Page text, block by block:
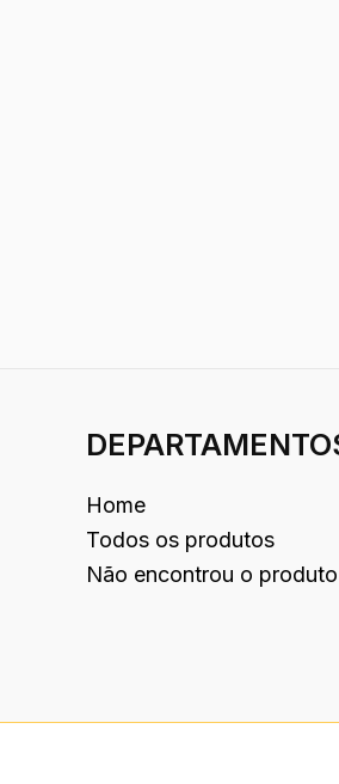
Home
Todos os produtos
Não encontrou o